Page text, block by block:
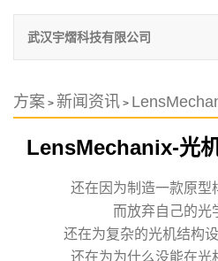
武汉宇熠科技有限公司
方案 > 新闻资讯 >
LensMechanix-光
还在因为制造一款原型
而放弃自己的光
还在为复杂的光机结构
还在为为什么没能在光